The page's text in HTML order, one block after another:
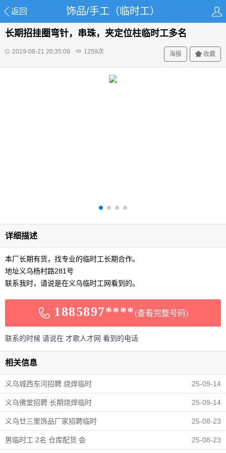
返回 饰品/手工（临时工）
长期招挂圈弯针，串珠，夹定位柱临时工多名
2019-08-21 20:35:09 1259次 收藏
海报
详细描述
本厂长期有货，找专业的临时工长期合作。
地址义乌杨村路281号
联系我时，请说是在义乌临时工网看到的。
1885897****(查看完整号码)
联系的时候 请说在 才歌人才网 看到的电话
相关信息
义乌城西东河招聘 烧焊临时 25-09-14
义乌佛堂招聘 长期烧焊临时 25-09-14
义乌廿三里饰品厂家招聘临时 25-08-23
男临时工 2名 仓库配货 会 25-08-23